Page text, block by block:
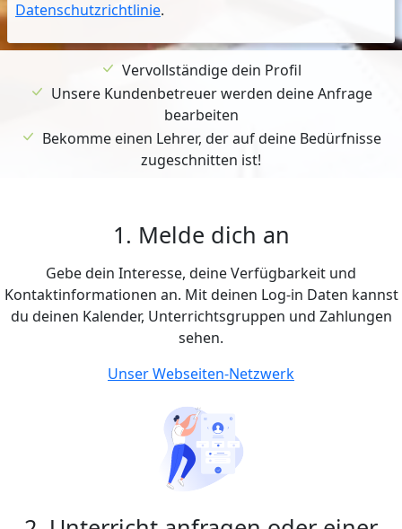
Datenschutzrichtlinie.
Vervollständige dein Profil
Unsere Kundenbetreuer werden deine Anfrage
bearbeiten
Bekomme einen Lehrer, der auf deine Bedürfnisse
zugeschnitten ist!
1. Melde dich an
Gebe dein Interesse, deine Verfügbarkeit und
Kontaktinformationen an. Mit deinen Log-in Daten kannst
du deinen Kalender, Unterrichtsgruppen und Zahlungen
sehen.
Unser Webseiten-Netzwerk